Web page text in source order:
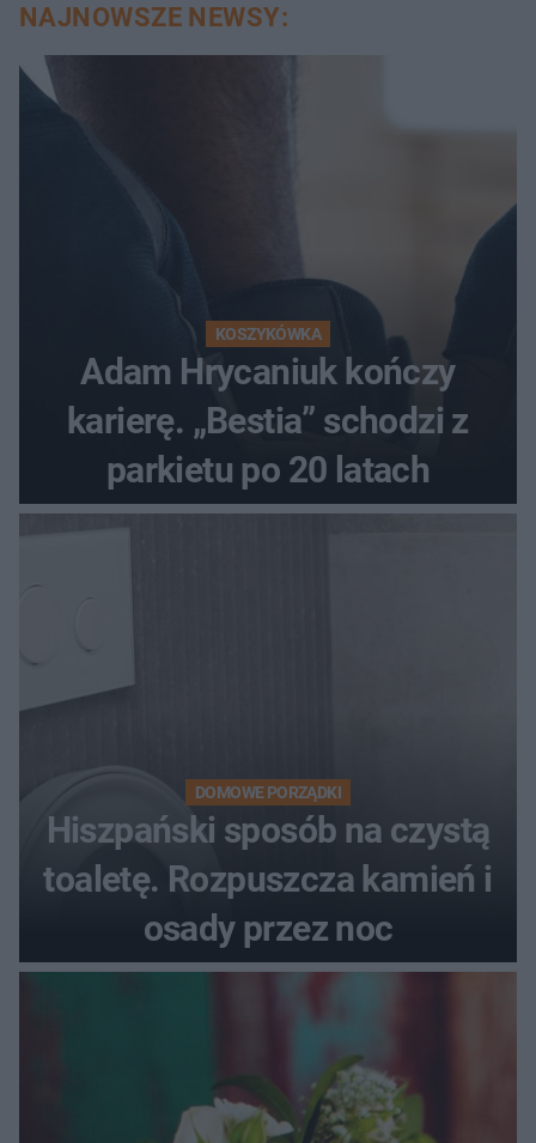
NAJNOWSZE NEWSY:
KOSZYKÓWKA
Adam Hrycaniuk kończy
karierę. „Bestia” schodzi z
parkietu po 20 latach
DOMOWE PORZĄDKI
Hiszpański sposób na czystą
toaletę. Rozpuszcza kamień i
osady przez noc